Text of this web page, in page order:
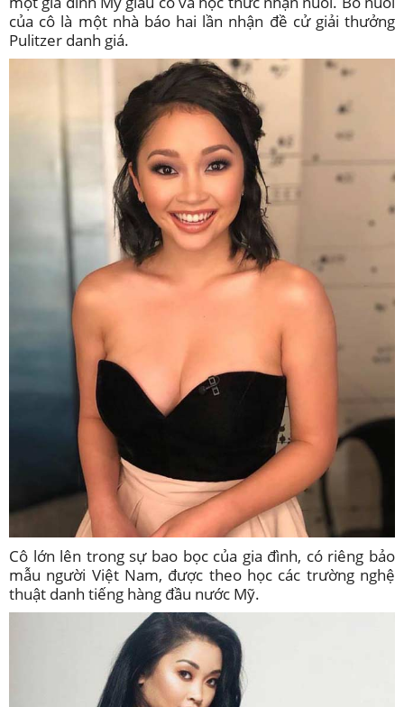
của cô là một nhà báo hai lần nhận đề cử giải thưởng
Pulitzer danh giá.
Cô lớn lên trong sự bao bọc của gia đình, có riêng bảo
mẫu người Việt Nam, được theo học các trường nghệ
thuật danh tiếng hàng đầu nước Mỹ.